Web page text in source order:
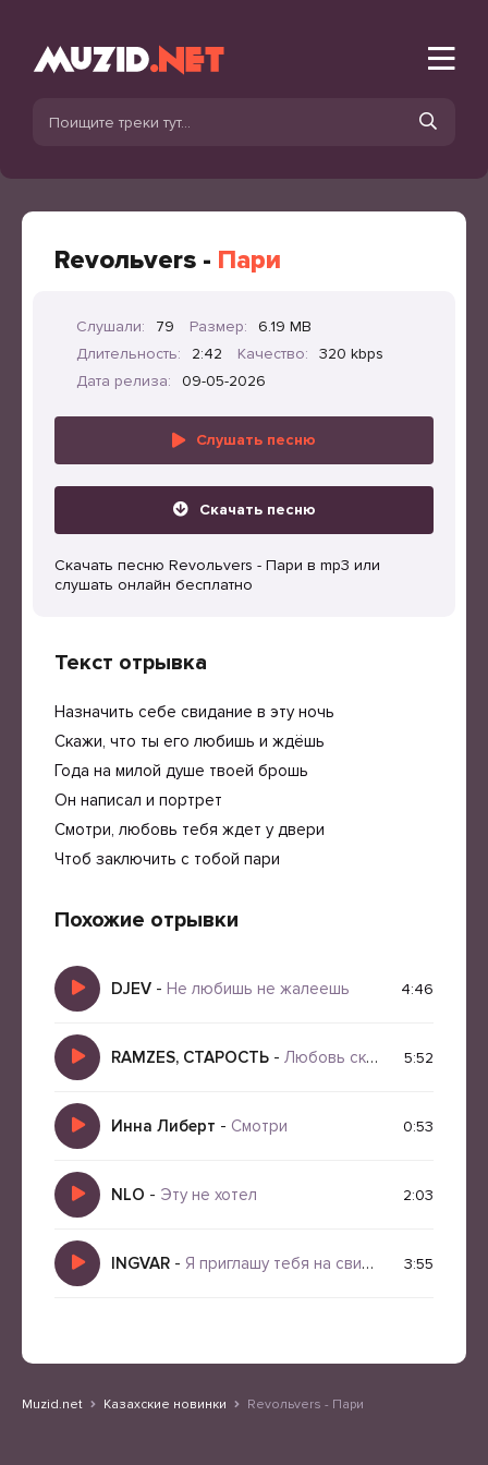
Revoльvers - Пари
Слушали: 79 Размер:
6.19 MB
Длительность:
2:42 Качество:
320 kbps
Дата релиза:
09-05-2026
Слушать песню
Скачать песню
Скачать песню Revoльvers - Пари в mp3 или
слушать онлайн бесплатно
Текст отрывка
Назначить себе свидание в эту ночь
Скажи, что ты его любишь и ждёшь
Года на милой душе твоей брошь
Он написал и портрет
Смотри, любовь тебя ждет у двери
Чтоб заключить с тобой пари
Похожие отрывки
DJEV - Не любишь не жалеешь 4:46
RAMZES, СТАРОСТЬ - Любовь сквозь года 5:52
Инна Либерт - Смотри 0:53
NLO - Эту не хотел 2:03
INGVAR - Я приглашу тебя на свидание 3:55
Muzid.net Казахские новинки Revoльvers - Пари